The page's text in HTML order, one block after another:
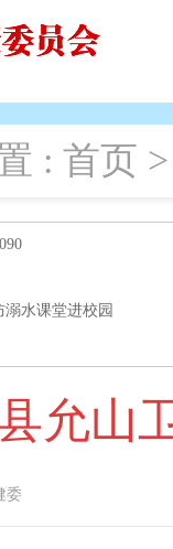
: 首页
水课堂进校园
允山
委